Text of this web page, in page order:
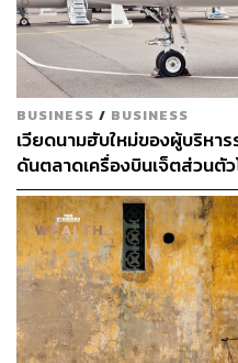
BUSINESS / BUSINESS
เวียดนามฮับใหม่ของผู้บริหาร
ดันตลาดเครื่องบินเจ็ตส่วนตั